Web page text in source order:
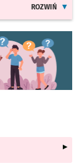
ROZWIŃ